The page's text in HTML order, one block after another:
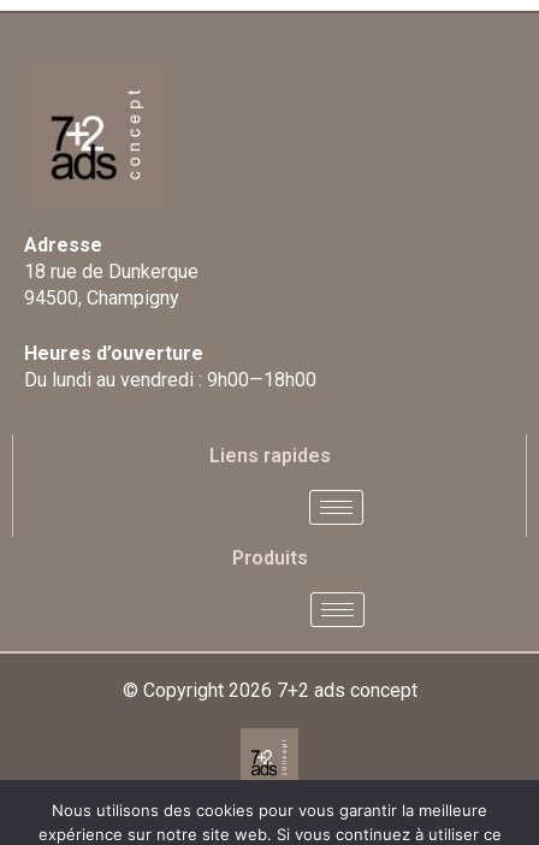
Adresse
18 rue de Dunkerque
94500, Champigny
Heures d’ouverture
Du lundi au vendredi : 9h00—18h00
Liens rapides
Produits
© Copyright 2026 7+2 ads concept
Designed & Developed By
Nous utilisons des cookies pour vous garantir la meilleure
expérience sur notre site web. Si vous continuez à utiliser ce